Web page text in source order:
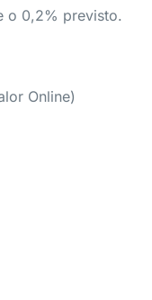
o 0,2% previsto.
Online)